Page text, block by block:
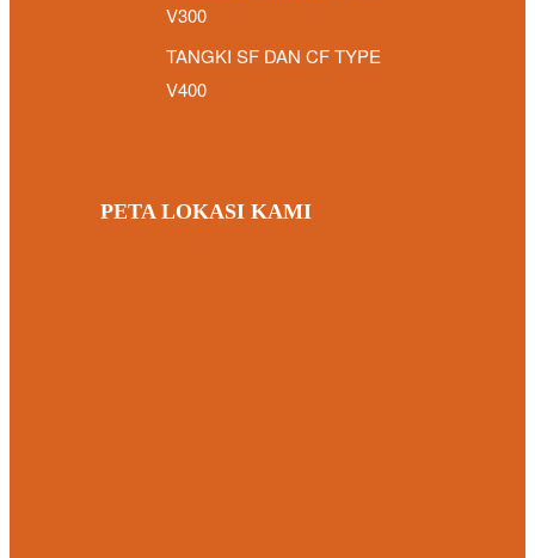
V300
TANGKI SF DAN CF TYPE
V400
PETA LOKASI KAMI